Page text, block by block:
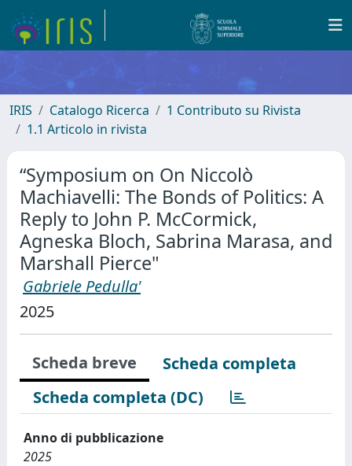
IRIS Catalogo Ricerca
1 Contributo su Rivista
1.1 Articolo in rivista
“Symposium on On Niccolò
Machiavelli: The Bonds of Politics: A
Reply to John P. McCormick,
Agneska Bloch, Sabrina Marasa, and
Marshall Pierce"
Gabriele Pedulla'
2025
Scheda breve
Scheda completa
Scheda completa (DC)
Anno di pubblicazione
2025